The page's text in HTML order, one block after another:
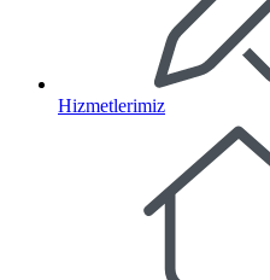
Hizmetlerimiz